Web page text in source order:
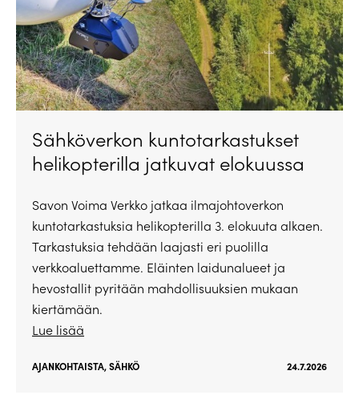
Sähköverkon kuntotarkastukset
helikopterilla jatkuvat elokuussa
Savon Voima Verkko jatkaa ilmajohtoverkon
kuntotarkastuksia helikopterilla 3. elokuuta alkaen.
Tarkastuksia tehdään laajasti eri puolilla
verkkoaluettamme. Eläinten laidunalueet ja
hevostallit pyritään mahdollisuuksien mukaan
kiertämään.
Lue lisää
AJANKOHTAISTA,SÄHKÖ 24.7.2026